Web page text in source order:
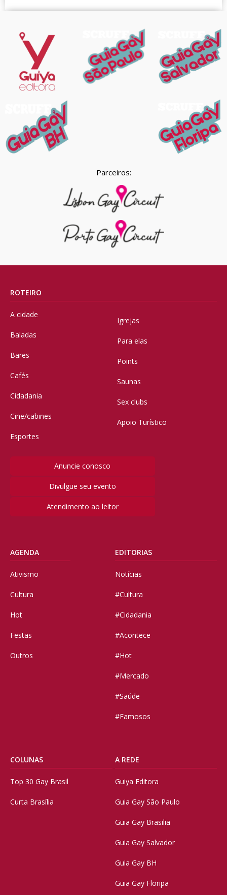
Parceiros:
ROTEIRO
A cidade
Baladas
Bares
Cafés
Cidadania
Cine/cabines
Esportes
Igrejas
Para elas
Points
Saunas
Sex clubs
Apoio Turístico
Anuncie conosco
Divulgue seu evento
Atendimento ao leitor
AGENDA
Ativismo
Cultura
Hot
Festas
Outros
EDITORIAS
Notícias
#Cultura
#Cidadania
#Acontece
#Hot
#Mercado
#Saúde
#Famosos
COLUNAS
Top 30 Gay Brasil
Curta Brasília
A REDE
Guiya Editora
Guia Gay São Paulo
Guia Gay Brasilia
Guia Gay Salvador
Guia Gay BH
Guia Gay Floripa